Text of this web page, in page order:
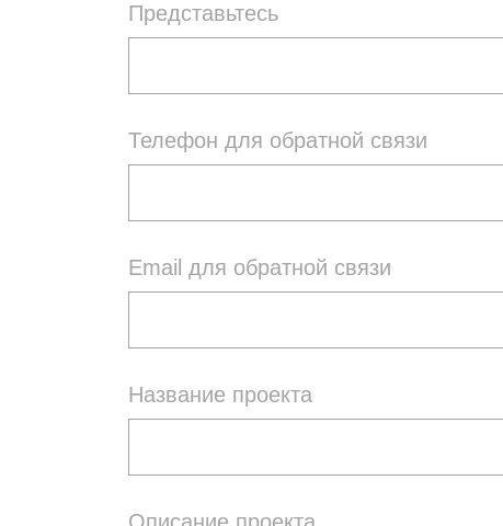
Представьтесь
Телефон для обратной связи
Email для обратной связи
Название проекта